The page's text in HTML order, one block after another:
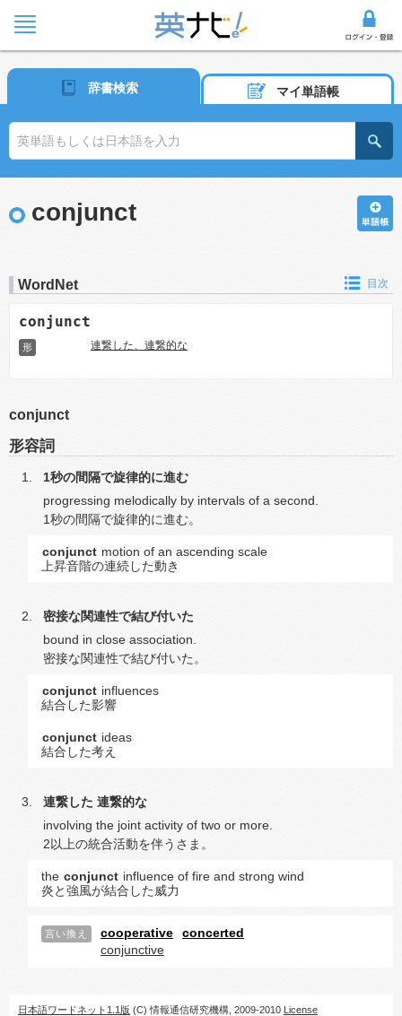
辞書検索 マイ単語帳
conjunct
WordNet 目次
conjunct
形 連繋した、連繋的な
conjunct
形容詞
1秒の間隔で旋律的に進む
progressing melodically by intervals of a second.
1秒の間隔で旋律的に進む。
conjunct motion of an ascending scale
上昇音階の連続した動き
密接な関連性で結び付いた
bound in close association.
密接な関連性で結び付いた。
conjunct influences
結合した影響
conjunct ideas
結合した考え
連繋した 連繋的な
involving the joint activity of two or more.
2以上の統合活動を伴うさま。
the conjunct influence of fire and strong wind
炎と強風が結合した威力
言い換え cooperative
concerted
conjunctive
日本語ワードネット1.1版 (C) 情報通信研究機構, 2009-2010 License